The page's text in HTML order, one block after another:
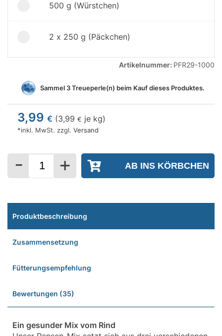
500 g (Würstchen)
2 x 250 g (Päckchen)
Artikelnummer: PFR29-1000
Sammel 3 Treueperle(n) beim Kauf dieses Produktes.
3,99 € (3,99 € je kg)
*inkl. MwSt. zzgl. Versand
- +
Produktbeschreibung
Zusammensetzung
Fütterungsempfehlung
Bewertungen (35)
Ein gesunder Mix vom Rind